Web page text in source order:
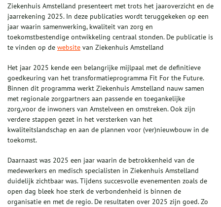
Ziekenhuis Amstelland presenteert met trots het jaaroverzicht en de
jaarrekening 2025. In deze publicaties wordt teruggekeken op een
jaar waarin samenwerking, kwaliteit van zorg en
toekomstbestendige ontwikkeling centraal stonden. De publicatie is
te vinden op de website van Ziekenhuis Amstelland
Het jaar 2025 kende een belangrijke mijlpaal met de definitieve
goedkeuring van het transformatieprogramma Fit For the Future.
Binnen dit programma werkt Ziekenhuis Amstelland nauw samen
met regionale zorgpartners aan passende en toegankelijke
zorg,voor de inwoners van Amstelveen en omstreken. Ook zijn
verdere stappen gezet in het versterken van het
kwaliteitslandschap en aan de plannen voor (ver)nieuwbouw in de
toekomst.
Daarnaast was 2025 een jaar waarin de betrokkenheid van de
medewerkers en medisch specialisten in Ziekenhuis Amstelland
duidelijk zichtbaar was. Tijdens succesvolle evenementen zoals de
open dag bleek hoe sterk de verbondenheid is binnen de
organisatie en met de regio. De resultaten over 2025 zijn goed. Zo